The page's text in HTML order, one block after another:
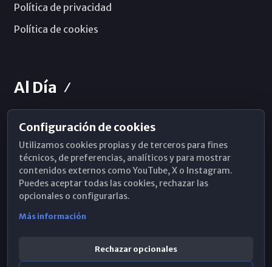
Política de privacidad
Política de cookies
Al Día
Horarios de Misa
Hemeroteca
WhatsApp
Configuración de cookies
Utilizamos cookies propias y de terceros para fines
técnicos, de preferencias, analíticos y para mostrar
contenidos externos como YouTube, X o Instagram.
Puedes aceptar todas las cookies, rechazar las
opcionales o configurarlas.
Más información
Rechazar opcionales